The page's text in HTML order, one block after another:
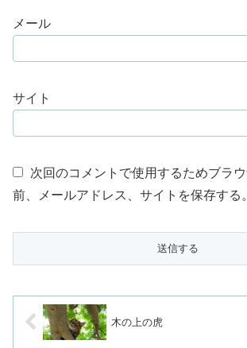
メール
サイト
次回のコメントで使用するためブラ
前、メールアドレス、サイトを保存する。
木の上の虎